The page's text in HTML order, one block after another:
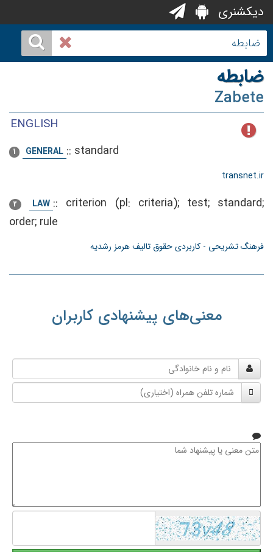
دیکشنری
ضابطه
Zabete
ENGLISH
1 GENERAL :: standard
transnet.ir
2 LAW :: criterion (pl: criteria); test; standard;
order; rule
فرهنگ تشریحی - کاربردی حقوق تالیف هرمز رشدیه
معنی‌های پیشنهادی کاربران
و
نام
خانوادگی
شماره
تلفن
متن